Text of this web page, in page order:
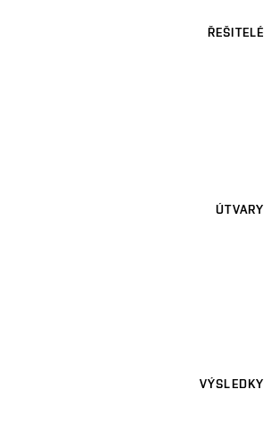
ŘEŠITELÉ
ÚTVARY
VÝSLEDKY